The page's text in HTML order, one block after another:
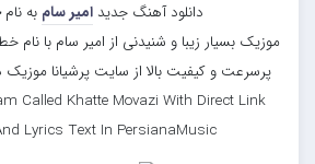
دانلود آهنگ جدید امیر سام به نام
موزیک بسیار زیبا و شنیدنی از امیر سام با نام
پرسرعت و کیفیت بالا از سایت پرشیانا موزیک
Called Khatte Movazi With Direct Link
Lyrics Text In PersianaMusic